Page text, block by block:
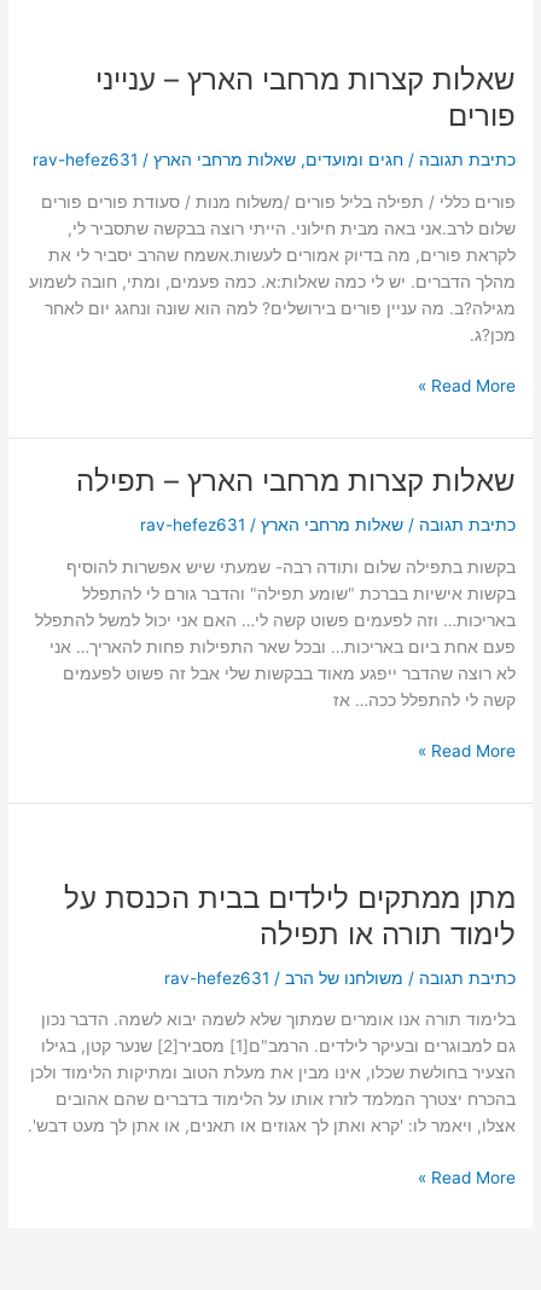
שאלות קצרות מרחבי הארץ – ענייני
פורים
כתיבת תגובה /חגים ומועדים,שאלות מרחבי הארץ /
rav-hefez631
פורים כללי / תפילה בליל פורים /משלוח מנות / סעודת פורים פורים
שלום לרב.אני באה מבית חילוני. הייתי רוצה בבקשה שתסביר לי,
לקראת פורים, מה בדיוק אמורים לעשות.אשמח שהרב יסביר לי את
מהלך הדברים. יש לי כמה שאלות:א. כמה פעמים, ומתי, חובה לשמוע
מגילה?ב. מה עניין פורים בירושלים? למה הוא שונה ונחגג יום לאחר
מכן?ג.
מרחבי
–
ענייני
Read More »
שאלות קצרות מרחבי הארץ – תפילה
כתיבת תגובה /שאלות מרחבי הארץ /
rav-hefez631
בקשות בתפילה שלום ותודה רבה- שמעתי שיש אפשרות להוסיף
בקשות אישיות בברכת "שומע תפילה" והדבר גורם לי להתפלל
באריכות… וזה לפעמים פשוט קשה לי… האם אני יכול למשל להתפלל
פעם אחת ביום באריכות… ובכל שאר התפילות פחות להאריך… אני
לא רוצה שהדבר ייפגע מאוד בבקשות שלי אבל זה פשוט לפעמים
קשה לי להתפלל ככה… אז
שאלות
מרחבי
תפילה
Read More »
מתן ממתקים לילדים בבית הכנסת על
לימוד תורה או תפילה
כתיבת תגובה / משולחנו של הרב /
rav-hefez631
בלימוד תורה אנו אומרים שמתוך שלא לשמה יבוא לשמה. הדבר נכון
גם למבוגרים ובעיקר לילדים. הרמב"ם[1] מסביר[2] שנער קטן, בגילו
הצעיר בחולשת שכלו, אינו מבין את מעלת הטוב ומתיקות הלימוד ולכן
בהכרח יצטרך המלמד לזרז אותו על הלימוד בדברים שהם אהובים
אצלו, ויאמר לו: 'קרא ואתן לך אגוזים או תאנים, או אתן לך מעט דבש'.
לילדים
בבית
הכנסת
על
תורה
או
תפילה
Read More »